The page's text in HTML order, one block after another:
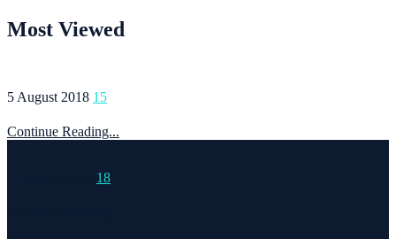
Most Viewed
5 August 2018 15
Continue Reading...
18